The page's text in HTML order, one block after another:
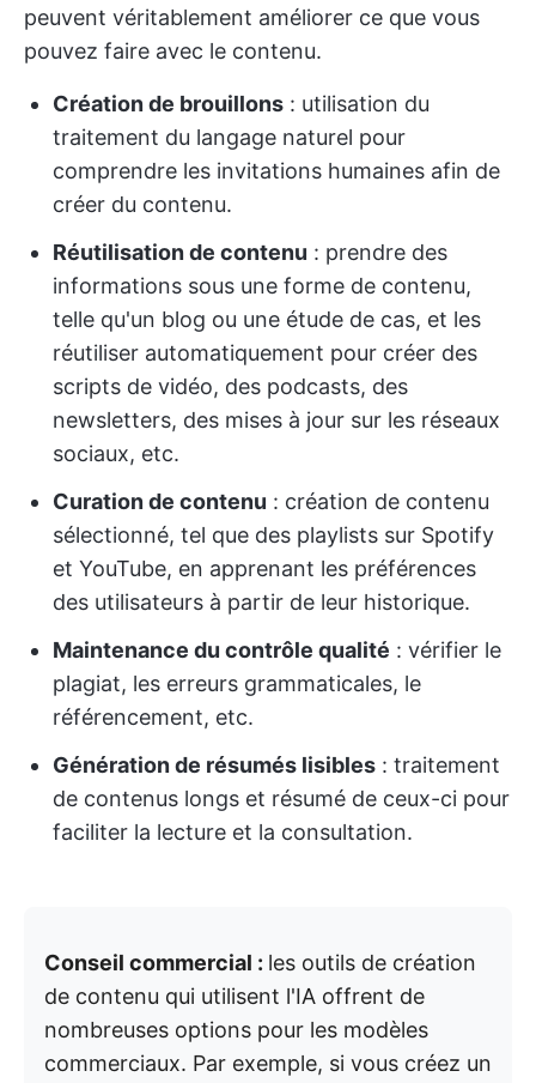
peuvent véritablement améliorer ce que vous
pouvez faire avec le contenu.
Création de brouillons : utilisation du
traitement du langage naturel pour
comprendre les invitations humaines afin de
créer du contenu.
Réutilisation de contenu : prendre des
informations sous une forme de contenu,
telle qu'un blog ou une étude de cas, et les
réutiliser automatiquement pour créer des
scripts de vidéo, des podcasts, des
newsletters, des mises à jour sur les réseaux
sociaux, etc.
Curation de contenu : création de contenu
sélectionné, tel que des playlists sur Spotify
et YouTube, en apprenant les préférences
des utilisateurs à partir de leur historique.
Maintenance du contrôle qualité : vérifier le
plagiat, les erreurs grammaticales, le
référencement, etc.
Génération de résumés lisibles : traitement
de contenus longs et résumé de ceux-ci pour
faciliter la lecture et la consultation.
Conseil commercial : les outils de création
de contenu qui utilisent l'IA offrent de
nombreuses options pour les modèles
commerciaux. Par exemple, si vous créez un